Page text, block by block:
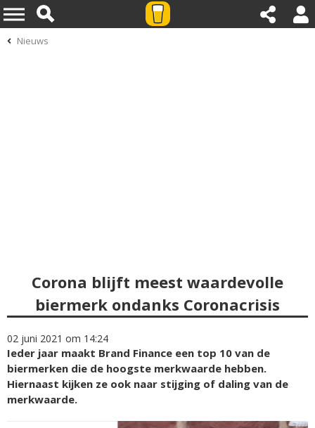
Nieuws
Corona blijft meest waardevolle
biermerk ondanks Coronacrisis
02 juni 2021 om 14:24
Ieder jaar maakt Brand Finance een top 10 van de
biermerken die de hoogste merkwaarde hebben.
Hiernaast kijken ze ook naar stijging of daling van de
merkwaarde.